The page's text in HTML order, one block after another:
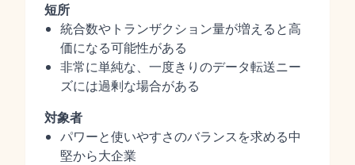
短所
統合数やトランザクション量が増えると高
価になる可能性がある
非常に単純な、一度きりのデータ転送ニー
ズには過剰な場合がある
対象者
パワーと使いやすさのバランスを求める中
堅から大企業